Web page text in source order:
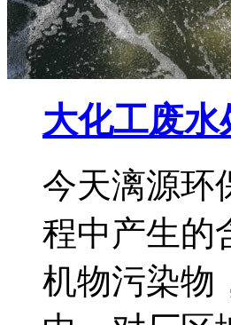
大化工废水
今天漓源环
程中产生的
机物污染物